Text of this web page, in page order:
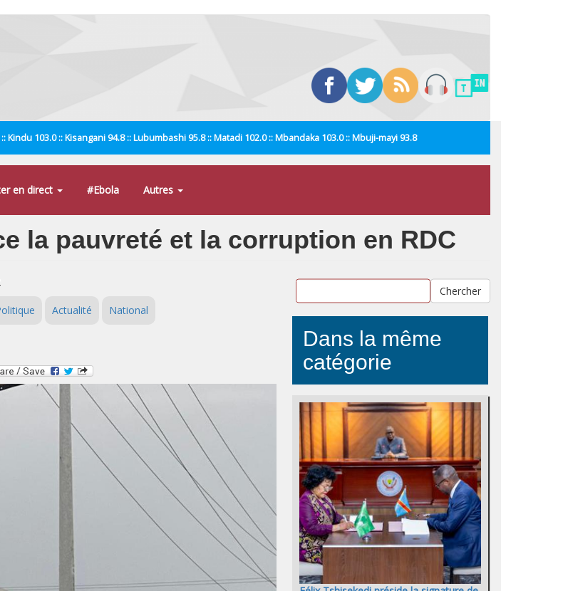
Kindu 103.0 :: Kisangani 94.8 :: Lubumbashi 95.8 :: Matadi 102.0 :: Mbandaka 103.0 :: Mbuji-mayi 93.8
en direct #Ebola Autres
la pauvreté et la corruption en RDC
Actualité National
Chercher
Dans la même
catégorie